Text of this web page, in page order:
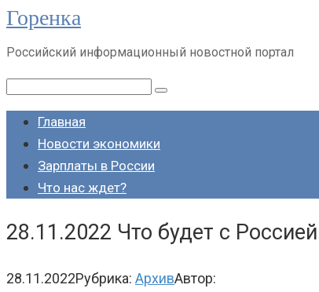
Перейти
контенту
Горенка
Российский информационный новостной портал
Поиск:
Главная
Новости экономики
Зарплаты в России
Что нас ждет?
28.11.2022 Что будет с
28.11.2022Рубрика: АрхивАвтор: